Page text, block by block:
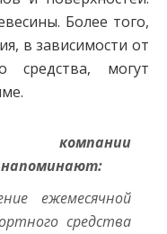
Более того,
в зависимости от
средства, могут
напоминают:
ежемесячной
средства